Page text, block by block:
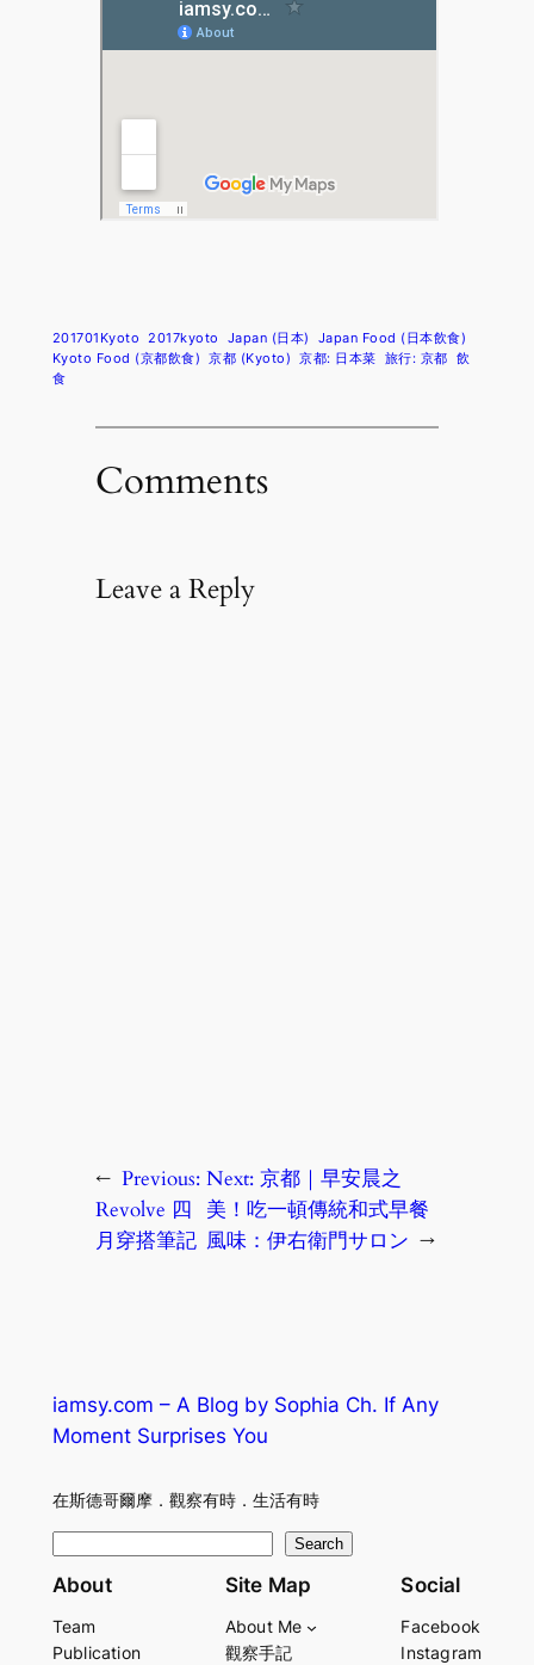
201701Kyoto 2017kyoto Japan (日本)
Japan Food (日本飲食)
Kyoto Food (京都飲食) 京都 (Kyoto) 京都: 日本菜 旅行: 京都 飲
食
Comments
Leave a Reply
← Previous:
Revolve 四
月穿搭筆記
Next: 京都｜早安晨之
美！吃一頓傳統和式早餐
風味：伊右衛門サロン →
iamsy.com – A Blog by Sophia Ch. If Any
Moment Surprises You
在斯德哥爾摩．觀察有時．生活有時
e
r
Search
About
Team
Publication
Site Map
About Me
觀察手記
Social
Facebook
Instagram